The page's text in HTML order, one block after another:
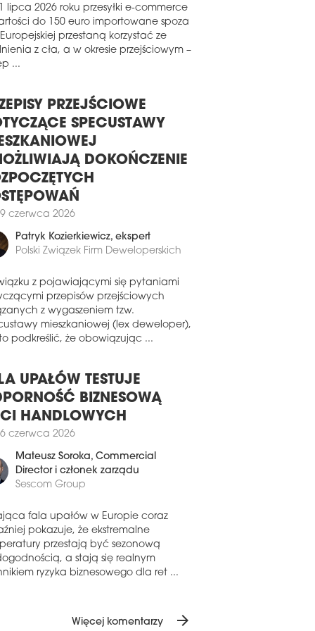
raporcie Global Cities
Index 2026, opublikowanym przez
Warszawa zajęła siódme
na świecie i drugie w Europie pod
odporności technologicznej
lutego 2026
NR 580
biurowiec Retro Office House,
do portfela Globalworth, otrzymał
Obiekt bez barier. Wyróżnienie
przez Fundację Integracja
spełnienie wymogów
architektonicznej i
umożliwiających
korzystanie z budynku osobom
z dziećmi. To 580. certyfikat w
programu.
lutego 2026
POINT I PREMIUM PLAZA Z
Premium Point i Premium Plaza,
do GTC i zlokalizowane w rejonie
Victoriei w Bukareszcie, uzyskały
LEED v4.1 Existing Buildings na
poziomie Platinum.
WORK STATION Z ZIELONĄ
Agreement, gwarantującą w
Work Station dostawy zielonej energii
źródeł odnawialnych
trzy lata.
stycznia 2026
sfinalizował trzyletnią umowę zakupu
lipca 2026 roku przesyłki e-commerce
do 150 euro importowane spoza
przestaną korzystać ze
z cła, a w okresie przejściowym –
PRZEJŚCIOWE
SPECUSTAWY
DOKOŃCZENIE
czerwca 2026
Patryk Kozierkiewicz, ekspert
z pojawiającymi się pytaniami
przepisów przejściowych
z wygaszeniem tzw.
mieszkaniowej (lex deweloper),
UPAŁÓW TESTUJE
BIZNESOWĄ
HANDLOWYCH
26 czerwca 2026
Mateusz Soroka, Commercial
Director i członek zarządu
fala upałów w Europie coraz
pokazuje, że ekstremalne
przestają być sezonową
a stają się realnym